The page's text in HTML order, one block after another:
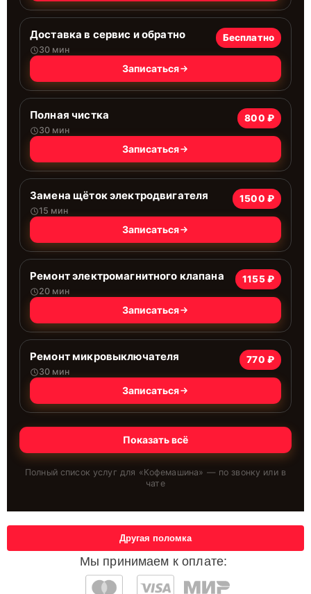
Доставка в сервис и обратно
30 мин
Бесплатно
Записаться
Полная чистка
30 мин
800 ₽
Записаться
Замена щёток электродвигателя
15 мин
1500 ₽
Записаться
Ремонт электромагнитного клапана
20 мин
1155 ₽
Записаться
Ремонт микровыключателя
30 мин
770 ₽
Записаться
Показать всё
Полный список услуг для «Кофемашина» — по звонку или в
чате
Мы принимаем к оплате:
Другая поломка